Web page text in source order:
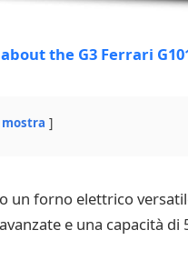
mostra
un forno elettrico
e una capacità